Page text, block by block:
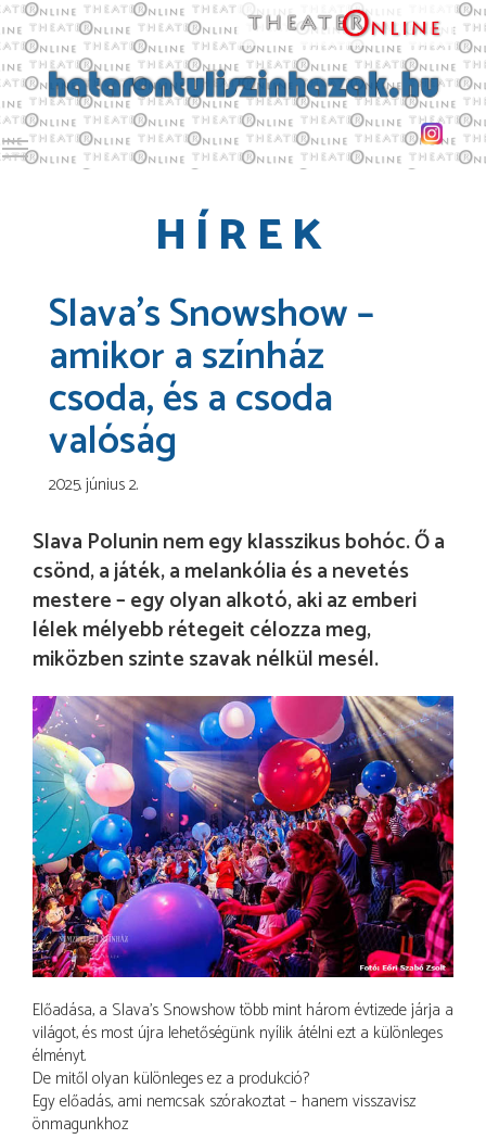
Toggle main menu visibility
HÍREK
Slava’s Snowshow –
amikor a színház
csoda, és a csoda
valóság
2025. június 2.
Slava Polunin nem egy klasszikus bohóc. Ő a
csönd, a játék, a melankólia és a nevetés
mestere – egy olyan alkotó, aki az emberi
lélek mélyebb rétegeit célozza meg,
miközben szinte szavak nélkül mesél.
Előadása, a Slava’s Snowshow több mint három évtizede járja a
világot, és most újra lehetőségünk nyílik átélni ezt a különleges
élményt.
De mitől olyan különleges ez a produkció?
Egy előadás, ami nemcsak szórakoztat – hanem visszavisz
önmagunkhoz